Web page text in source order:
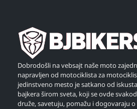
Dobrodošli na vebsajt naše moto
napravljen od motociklista za
jedinstveno mesto je satkano od
bajkera širom sveta, koji se ovde
druže, savetuju, pomažu i dogovaraju o